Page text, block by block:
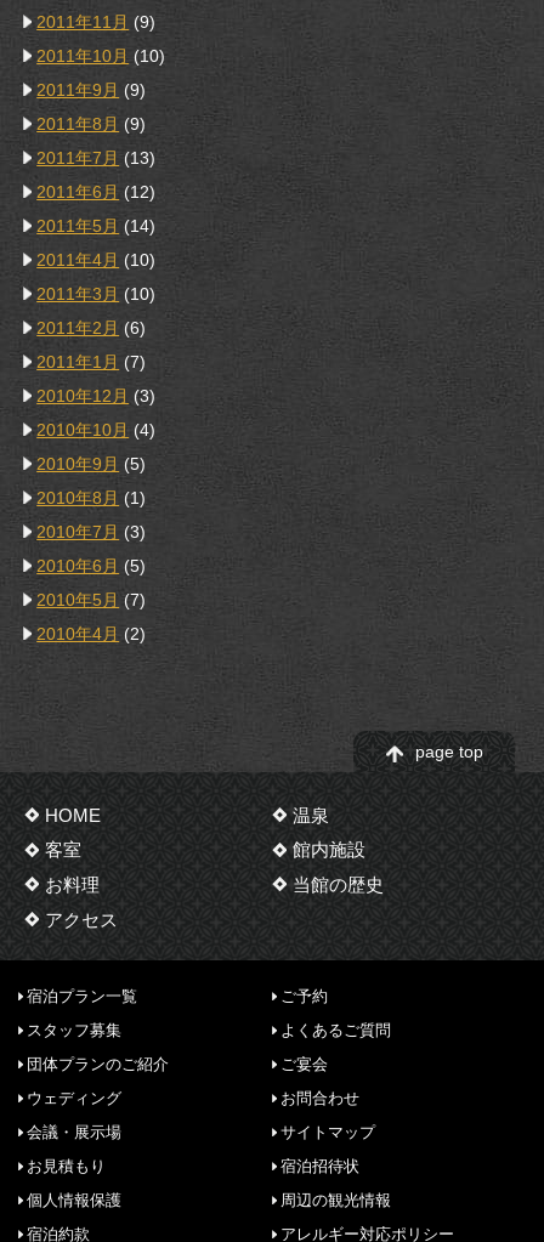
2011年11月 (9)
2011年10月 (10)
2011年9月 (9)
2011年8月 (9)
2011年7月 (13)
2011年6月 (12)
2011年5月 (14)
2011年4月 (10)
2011年3月 (10)
2011年2月 (6)
2011年1月 (7)
2010年12月 (3)
2010年10月 (4)
2010年9月 (5)
2010年8月 (1)
2010年7月 (3)
2010年6月 (5)
2010年5月 (7)
2010年4月 (2)
page top
HOME
温泉
客室
館内施設
お料理
当館の歴史
アクセス
宿泊プラン一覧
ご予約
スタッフ募集
よくあるご質問
団体プランのご紹介
ご宴会
ウェディング
お問合わせ
会議・展示場
サイトマップ
お見積もり
宿泊招待状
個人情報保護
周辺の観光情報
宿泊約款
アレルギー対応ポリシー